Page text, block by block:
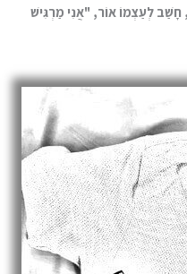
לְעַצְמוֹ אוֹר, "אֲנִי מַרְגִּישׁ